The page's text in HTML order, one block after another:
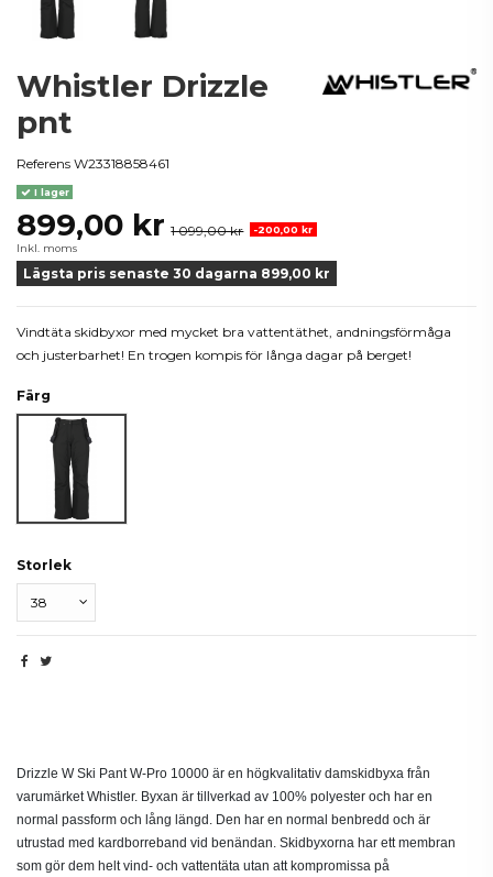
Whistler Drizzle
pnt
Referens W23318858461
I lager
899,00 kr 1 099,00 kr
-200,00 kr
Inkl. moms
Lägsta pris senaste 30 dagarna 899,00 kr
Vindtäta skidbyxor med mycket bra vattentäthet, andningsförmåga
och justerbarhet! En trogen kompis för långa dagar på berget!
Färg
Svart
Storlek
Drizzle W Ski Pant W-Pro 10000 är en högkvalitativ damskidbyxa från
varumärket Whistler. Byxan är tillverkad av 100% polyester och har en
normal passform och lång längd. Den har en normal benbredd och är
utrustad med kardborreband vid benändan. Skidbyxorna har ett membran
som gör dem helt vind- och vattentäta utan att kompromissa på